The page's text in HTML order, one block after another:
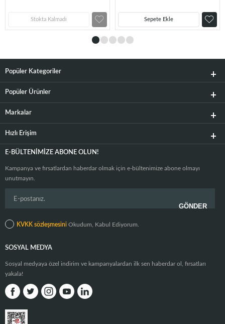
Stokta Kalmadı Sepete Ekle
Popüler Kategoriler
Popüler Ürünler
Markalar
Hızlı Erişim
E-BÜLTENIMIZE ABONE OLUN!
Kampanya ve fırsatlardan haberdar olmak için e-bültenimize abone olmayı
unutmayın.
KVKK sözleşmesini Okudum, Kabul Ediyorum.
SOSYAL MEDYA
Sosyal medyaya özel indirim ve kampanyalardan ilk sen haberdar ol, fırsatları
yakala!